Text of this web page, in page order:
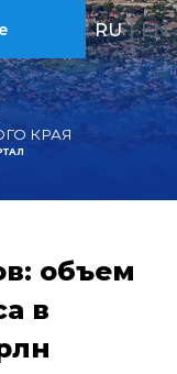
КРАЯ
RU | EN
объем
в